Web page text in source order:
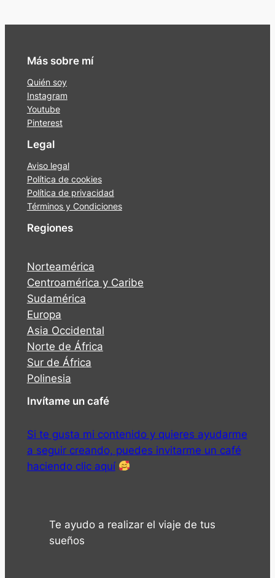
Más sobre mí
Quién soy
Instagram
Youtube
Pinterest
Legal
Aviso legal
Política de cookies
Política de privacidad
Términos y Condiciones
Regiones
Norteamérica
Centroamérica y Caribe
Sudamérica
Europa
Asia Occidental
Norte de África
Sur de África
Polinesia
Invítame un café
Si te gusta mi contenido y quieres ayudarme
a seguir creando, puedes invitarme un café
haciendo clic aquí
Te ayudo a realizar el viaje de tus
sueños